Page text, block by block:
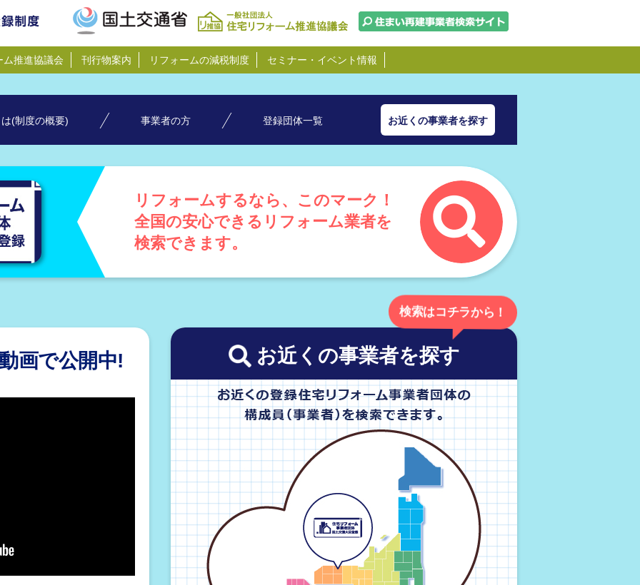
推進協議会 刊行物案内 リフォームの減税制度 セミナー・イベント情報
(制度の概要) 事業者の方 登録団体一覧 お近くの事業者を探す
リフォームするなら、このマーク！
全国の安心できるリフォーム業者を
検索できます。
画で公開中!
検索はコチラから！
お近くの事業者を探す